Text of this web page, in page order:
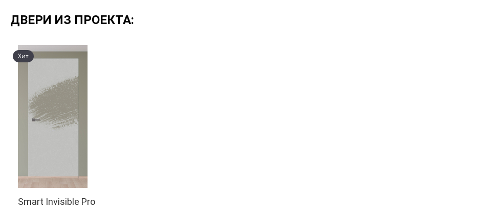
ДВЕРИ ИЗ ПРОЕКТА:
Smart Invisible Pro
Хит